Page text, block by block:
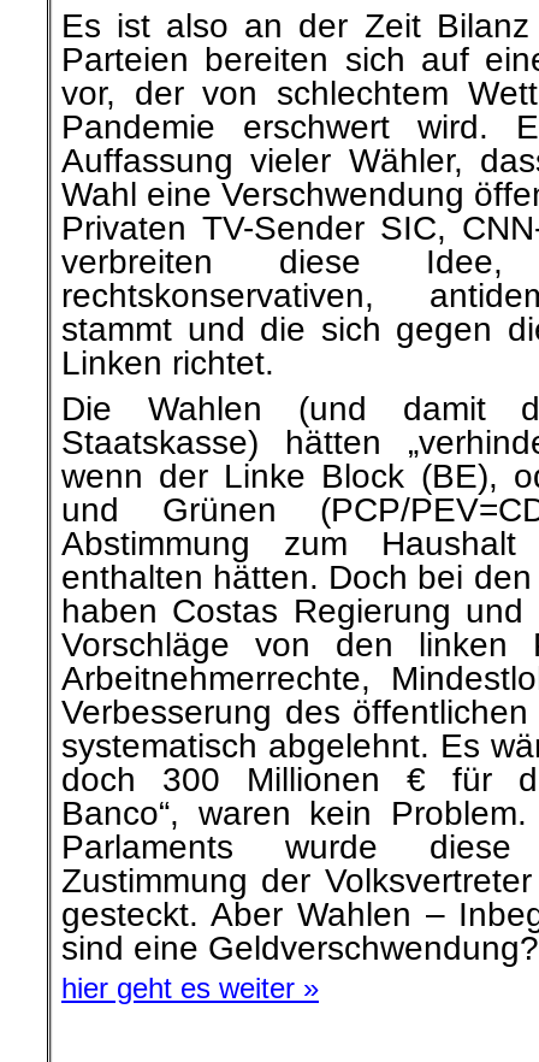
Es ist also an der Zeit
Parteien bereiten sich auf
vor, der von schlechtem
Pandemie erschwert wird.
Auffassung vieler Wähler,
Wahl eine Verschwendung
Privaten TV-Sender SIC,
verbreiten diese
rechtskonservativen,
stammt und die sich gegen
Linken richtet.
Die Wahlen (und damit
Staatskasse) hätten
wenn der Linke Block (BE),
und Grünen (PCP/
Abstimmung zum
enthalten hätten. Doch bei
haben Costas Regierung
Vorschläge von den linken
Arbeitnehmerrechte,
Verbesserung des
systematisch abgelehnt. Es
doch 300 Millionen € für
Banco“, waren kein
Parlaments wurde diese
Zustimmung der
gesteckt. Aber Wahlen –
sind eine Geldverschwendung?
hier geht es weiter »